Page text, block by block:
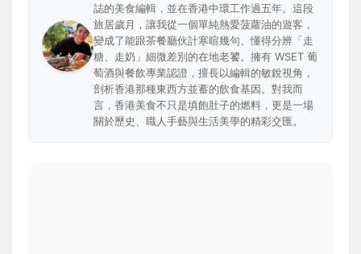
誌的美食編輯，並在香港中環工作過五年。這段
旅居歲月，讓我從一個單純熱愛菠蘿油的遊客，
變成了能跟茶餐廳伙計寒暄幾句、懂得分辨「走
糖、走奶」細微差別的在地老饕。擁有 WSET 葡
萄酒與餐飲專業認證，擅長以編輯的敏銳視角，
剖析香港那種東西方並蓄的飲食基因。對我而
言，香港美食不只是填飽肚子的燃料，更是一場
關於歷史、職人手藝與生活美學的精彩交匯。